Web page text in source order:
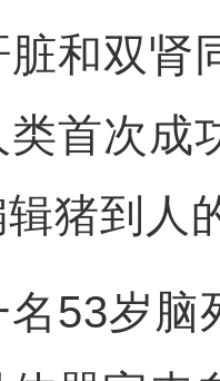
和双肾
首次成
辑猪到人
岁脑